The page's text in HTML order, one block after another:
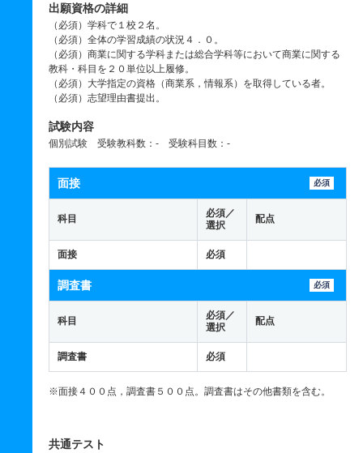
出願資格の詳細
（必須）学科で１校２名。
（必須）全体の学習成績の状況４．０。
（必須）商業に関する学科または総合学科等において商業に関する
教科・科目を２０単位以上履修。
（必須）大学指定の資格（商業系，情報系）を取得している者。
（必須）志望理由書提出。
試験内容
個別試験 受験教科数：- 受験科目数：-
面接 必須
科目
必須／
選択
配点
面接 必須
調査書 必須
科目
必須／
選択
配点
調査書 必須
※面接４００点，調査書５００点。調査書はその他書類を含む。
共通テスト